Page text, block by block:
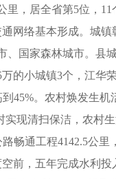
，居全省第5位，
网络基本形成。城
、国家森林城市。县
的小城镇3个，江华
45%。农村焕发生机
现清扫保洁，农村生
畅通工程4142.5公里
前，五年完成水利投